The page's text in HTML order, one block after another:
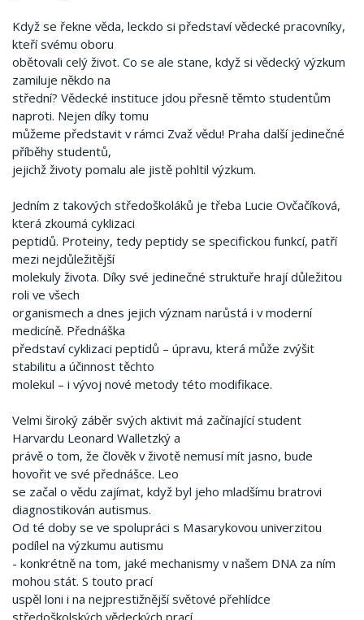
Když se řekne věda, leckdo si představí vědecké pracovníky,
kteří svému oboru
obětovali celý život. Co se ale stane, když si vědecký výzkum
zamiluje někdo na
střední? Vědecké instituce jdou přesně těmto studentům
naproti. Nejen díky tomu
můžeme představit v rámci Zvaž vědu! Praha další jedinečné
příběhy studentů,
jejichž životy pomalu ale jistě pohltil výzkum.
Jedním z takových středoškoláků je třeba Lucie Ovčačíková,
která zkoumá cyklizaci
peptidů. Proteiny, tedy peptidy se specifickou funkcí, patří
mezi nejdůležitější
molekuly života. Díky své jedinečné struktuře hrají důležitou
roli ve všech
organismech a dnes jejich význam narůstá i v moderní
medicíně. Přednáška
představí cyklizaci peptidů – úpravu, která může zvýšit
stabilitu a účinnost těchto
molekul – i vývoj nové metody této modifikace.
Velmi široký záběr svých aktivit má začínající student
Harvardu Leonard Walletzký a
právě o tom, že člověk v životě nemusí mít jasno, bude
hovořit ve své přednášce. Leo
se začal o vědu zajímat, když byl jeho mladšímu bratrovi
diagnostikován autismus.
Od té doby se ve spolupráci s Masarykovou univerzitou
podílel na výzkumu autismu
- konkrétně na tom, jaké mechanismy v našem DNA za ním
mohou stát. S touto prací
uspěl loni i na nejprestižnější světové přehlídce